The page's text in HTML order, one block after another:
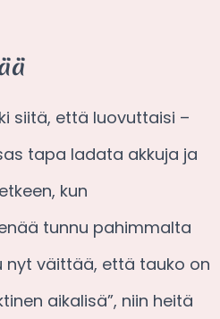
siitä, että luovuttaisi –
tapa ladata akkuja ja
kun
tunnu pahimmalta
nyt väittää, että tauko on
aikalisä”, niin heitä